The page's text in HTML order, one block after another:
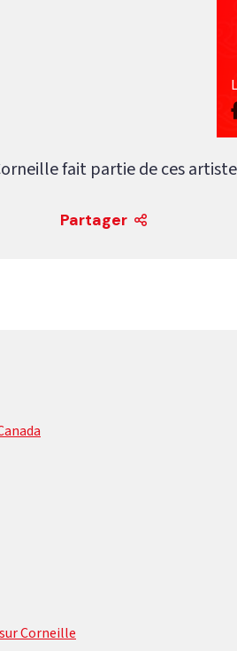
fait partie de ces
Partager
Corneille